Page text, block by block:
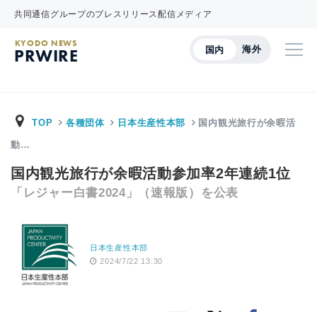
共同通信グループのプレスリリース配信メディア
国内 海外
KYODO NEWS
PRWIRE
TOP 各種団体 日本生産性本部 国内観光旅行が余暇活
動…
国内観光旅行が余暇活動参加率2年連続1位
「レジャー白書2024」（速報版）を公表
日本生産性本部
2024/7/22 13:30